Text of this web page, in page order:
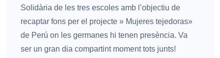
Solidària de les tres escoles amb l’objectiu de
recaptar fons per el projecte » Mujeres tejedoras»
de Perú on les germanes hi tenen presència. Va
ser un gran dia compartint moment tots junts!